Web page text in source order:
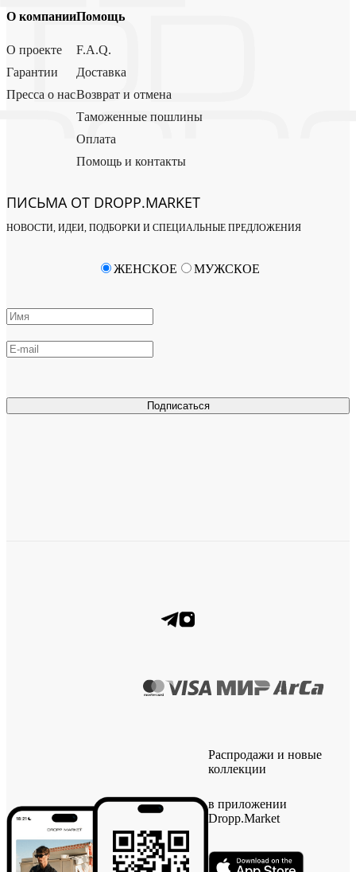
О компании
О проекте
Гарантии
Пресса о нас
Помощь
F.A.Q.
Доставка
Возврат и отмена
Таможенные пошлины
Оплата
Помощь и контакты
ПИСЬМА ОТ DROPP.MARKET
НОВОСТИ, ИДЕИ, ПОДБОРКИ И СПЕЦИАЛЬНЫЕ ПРЕДЛОЖЕНИЯ
Подписаться
ЖЕНСКОЕ МУЖСКОЕ
Распродажи и новые
коллекции
в приложении
Dropp.Market